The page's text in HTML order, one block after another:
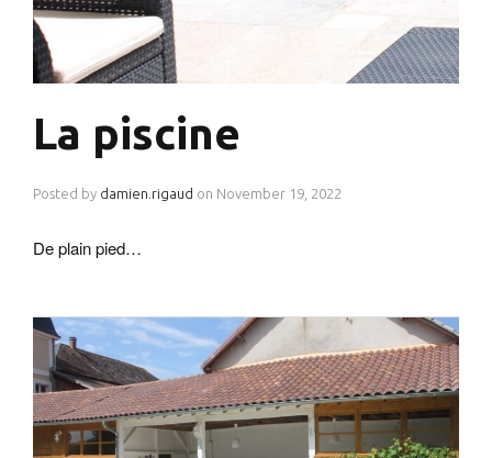
La piscine
Posted by damien.rigaud on November 19, 2022
De plain pied…